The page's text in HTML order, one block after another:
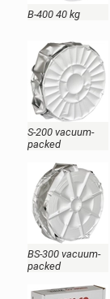
B-400 40 kg
S-200 vacuum-
packed
BS-300 vacuum-
packed